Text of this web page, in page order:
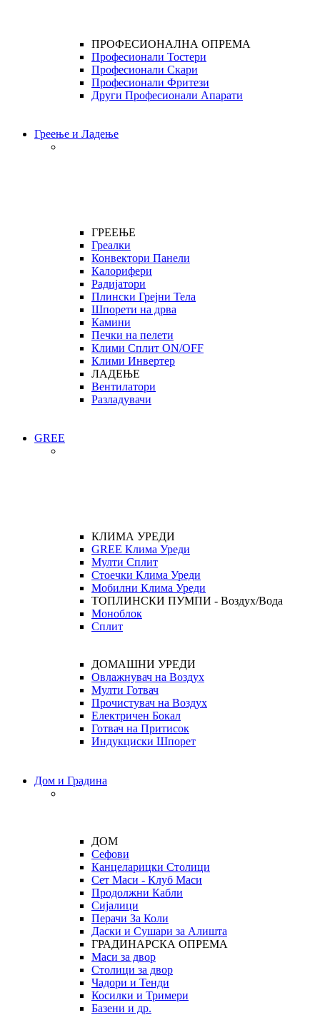
ПРОФЕСИОНАЛНА ОПРЕМА
Професионали Тостери
Професионали Скари
Професионали Фритези
Други Професионали Апарати
Греење и Ладење
ГРЕЕЊЕ
Греалки
Конвектори Панели
Калорифери
Радијатори
Плински Грејни Тела
Шпорети на дрва
Камини
Печки на пелети
Клими Сплит ON/OFF
Клими Инвертер
ЛАДЕЊЕ
Вентилатори
Разладувачи
GREE
КЛИМА УРЕДИ
GREE Клима Уреди
Мулти Сплит
Стоечки Клима Уреди
Мобилни Клима Уреди
ТОПЛИНСКИ ПУМПИ - Воздух/Вода
Моноблок
Сплит
ДОМАШНИ УРЕДИ
Овлажнувач на Воздух
Мулти Готвач
Прочистувач на Воздух
Електричен Бокал
Готвач на Притисок
Индукциски Шпорет
Дом и Градина
ДОМ
Сефови
Канцеларицки Столици
Сет Маси - Клуб Маси
Продолжни Кабли
Сијалици
Перачи За Коли
Даски и Сушари за Алишта
ГРАДИНАРСКА ОПРЕМА
Маси за двор
Столици за двор
Чадори и Тенди
Косилки и Тримери
Базени и др.